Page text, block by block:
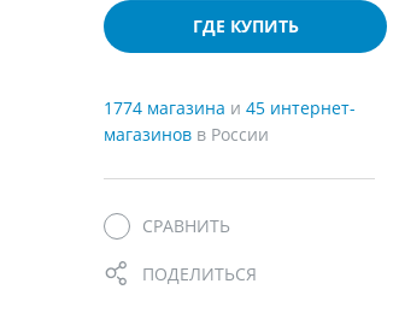
ГДЕ КУПИТЬ
1774 магазина и 45 интернет-
магазинов в России
СРАВНИТЬ
ПОДЕЛИТЬСЯ